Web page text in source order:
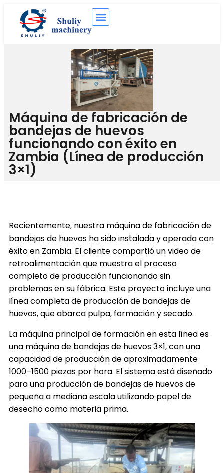
Máquina de fabricación de
bandejas de huevos
funcionando con éxito en
Zambia (Línea de producción
3×1)
Recientemente, nuestra máquina de fabricación de
bandejas de huevos ha sido instalada y operada con
éxito en Zambia. El cliente compartió un video de
retroalimentación que muestra el proceso
completo de producción funcionando sin
problemas en su fábrica. Este proyecto incluye una
línea completa de producción de bandejas de
huevos, que abarca pulpa, formación y secado.
La máquina principal de formación en esta línea es
una máquina de bandejas de huevos 3×1, con una
capacidad de producción de aproximadamente
1000–1500 piezas por hora. El sistema está diseñado
para una producción de bandejas de huevos de
pequeña a mediana escala utilizando papel de
desecho como materia prima.